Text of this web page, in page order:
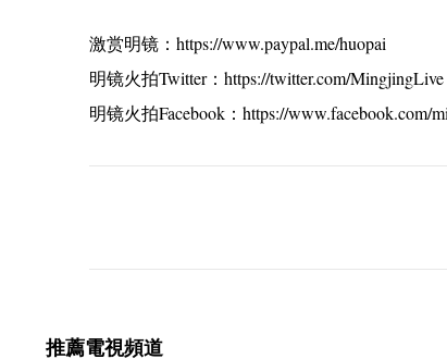
激赏明镜：https://www.paypal.me/huopai
明镜火拍Twitter：https://twitter.com/MingjingLive
明镜火拍Facebook：https://www.facebook.com/
n
推薦電視頻道